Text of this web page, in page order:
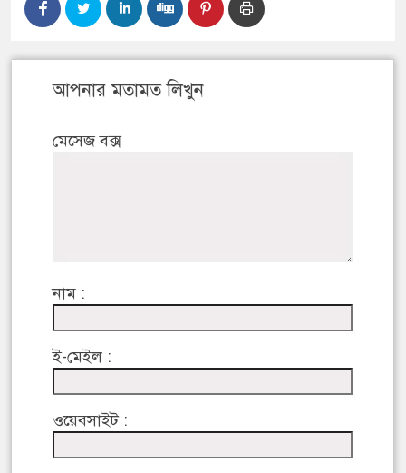
আপনার মতামত লিখুন
মেসেজ বক্স
নাম :
ই-মেইল :
ওয়েবসাইট :